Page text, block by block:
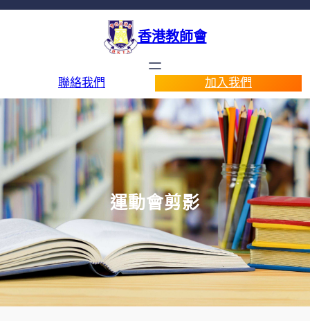
香港教師會
聯絡我們 加入我們
運動會剪影